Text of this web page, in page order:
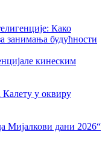
Како
занимања будућности
кинеским
у оквиру
Мијалкови дани 2026“